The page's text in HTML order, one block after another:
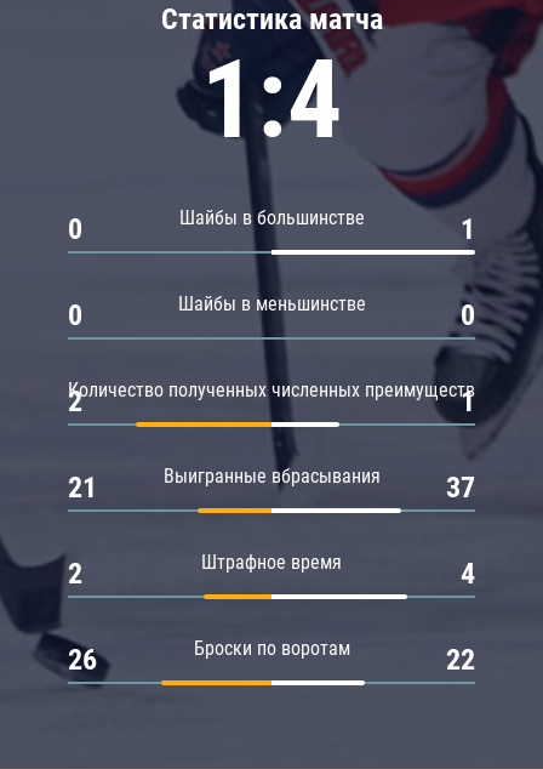
Статистика матча
1:4
Шайбы в большинстве
0 1
Шайбы в меньшинстве
0 0
Количество полученных численных преимуществ
2 1
Выигранные вбрасывания
21 37
Штрафное время
2 4
Броски по воротам
26 22